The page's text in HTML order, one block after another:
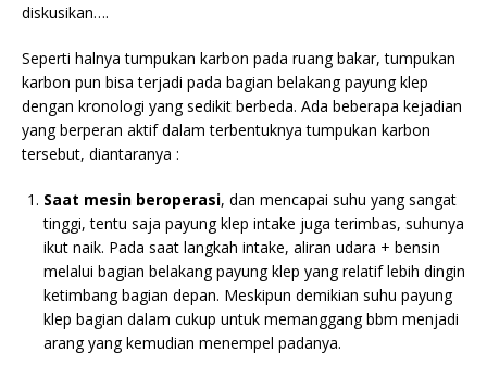
diskusikan….
Seperti halnya tumpukan karbon pada ruang bakar, tumpukan
karbon pun bisa terjadi pada bagian belakang payung klep
dengan kronologi yang sedikit berbeda. Ada beberapa kejadian
yang berperan aktif dalam terbentuknya tumpukan karbon
tersebut, diantaranya :
Saat mesin beroperasi, dan mencapai suhu yang sangat
tinggi, tentu saja payung klep intake juga terimbas, suhunya
ikut naik. Pada saat langkah intake, aliran udara + bensin
melalui bagian belakang payung klep yang relatif lebih dingin
ketimbang bagian depan. Meskipun demikian suhu payung
klep bagian dalam cukup untuk memanggang bbm menjadi
arang yang kemudian menempel padanya.